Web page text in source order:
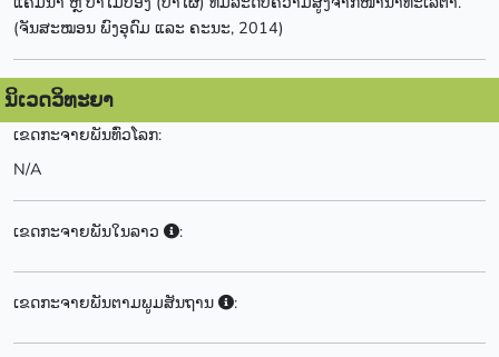
(ຈັນສະໝອນ ພົງອຸດົມ ແລະ ຄະນະ, 2014)
ນິເວດວິທະຍາ
ເຂດກະຈາຍພັນທົ່ວໂລກ:
N/A
ເຂດກະຈາຍພັນໃນລາວ :
ເຂດກະຈາຍພັນຕາມພູມສັນຖານ :